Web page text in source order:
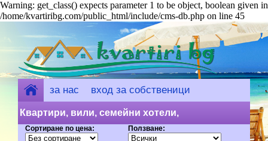
Warning: get_class() expects parameter 1 to be object, boolean given in
/home/kvartiribg.com/public_html/include/cms-db.php on line 45
за нас
вход за собственици
добави обект
Квартири, вили, семейни хотели,
къщи за гости - Сандански (24) на
Сортиране по цена: Ползване: